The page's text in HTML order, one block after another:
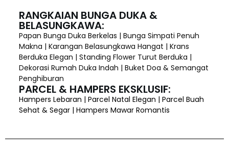
RANGKAIAN BUNGA DUKA &
BELASUNGKAWA:
Papan Bunga Duka Berkelas | Bunga Simpati Penuh
Makna | Karangan Belasungkawa Hangat | Krans
Berduka Elegan | Standing Flower Turut Berduka |
Dekorasi Rumah Duka Indah | Buket Doa & Semangat
Penghiburan
PARCEL & HAMPERS EKSKLUSIF:
Hampers Lebaran | Parcel Natal Elegan | Parcel Buah
Sehat & Segar | Hampers Mawar Romantis